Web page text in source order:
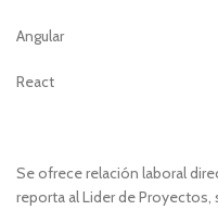
Angular
React
Se ofrece relación laboral
reporta al Lider de